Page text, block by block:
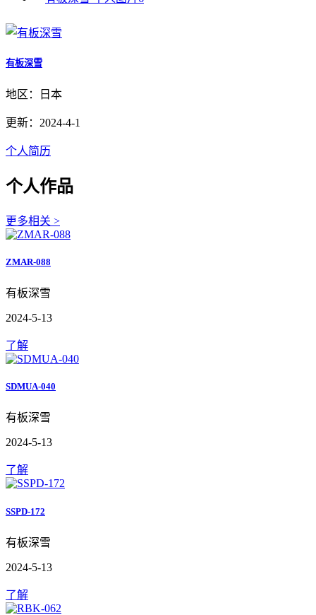
有板深雪
地区：日本
更新：2024-4-1
个人简历
个人作品
更多相关 >
ZMAR-088
有板深雪
2024-5-13
了解
SDMUA-040
有板深雪
2024-5-13
了解
SSPD-172
有板深雪
2024-5-13
了解